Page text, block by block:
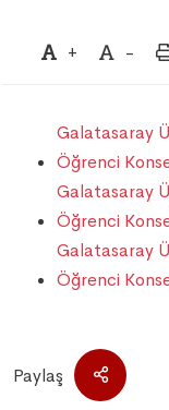
+ -
Galatasaray
Öğrenci
Galatasaray
Öğrenci
Galatasaray
Öğrenci
Paylaş